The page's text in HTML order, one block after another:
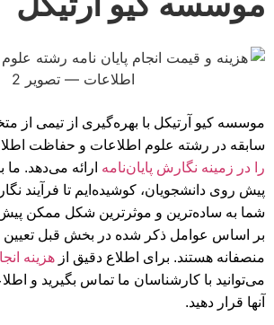
موسسه کیو آرتیکل با بهره‌گیری از تیمی از
سابقه در رشته علوم اطلاعات و حفاظت
را در زمینه نگارش پایان‌نامه ارائه می‌دهد.
پیش روی دانشجویان، کوشیده‌ایم تا فرآیند
شما به ساده‌ترین و موثرترین شکل ممکن
بر اساس عوامل ذکر شده در بخش قبل
منصفانه هستند. برای اطلاع دقیق از هزینه
می‌توانید با کارشناسان ما تماس بگیرید و
آنها قرار دهید.